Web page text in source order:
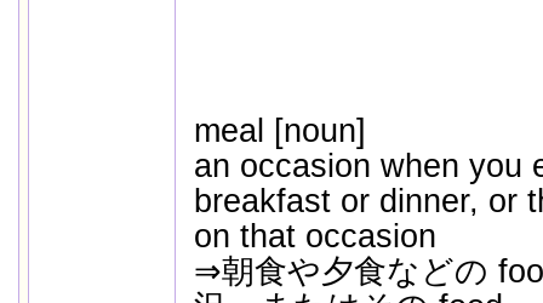
meal [noun]
an occasion when you
breakfast or dinner, or
on that occasion
⇒朝食や夕食などの